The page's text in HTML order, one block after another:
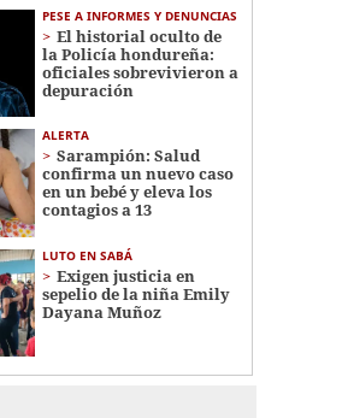
PESE A INFORMES Y DENUNCIAS
El historial oculto de
la Policía hondureña:
oficiales sobrevivieron a
depuración
ALERTA
Sarampión: Salud
confirma un nuevo caso
en un bebé y eleva los
contagios a 13
LUTO EN SABÁ
Exigen justicia en
sepelio de la niña Emily
Dayana Muñoz